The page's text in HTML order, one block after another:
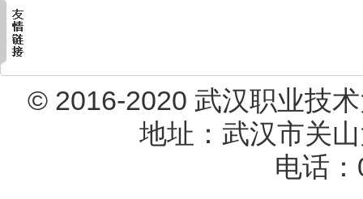
© 2016-2020 武汉职业技
地址：武汉市关
电话